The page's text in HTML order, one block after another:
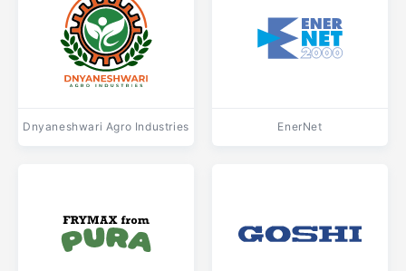
Dnyaneshwari Agro Industries EnerNet